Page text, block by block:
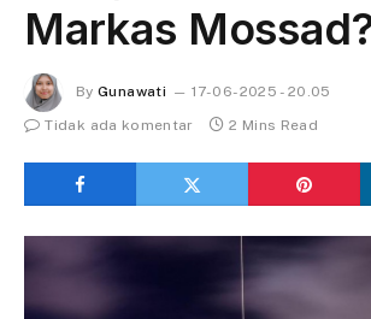
Markas
By Gunawati
17-06-2025 - 20.05
Tidak ada komentar
2 Mins Read